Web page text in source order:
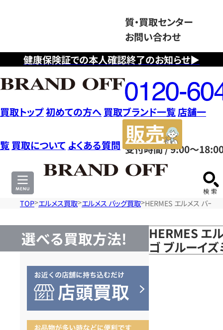
健康保険証での本人確認終了のお知らせ▶
質・買取センター
お問い合わせ
フ
リ
ー
ダ
イ
ヤ
ル
0120604117
受付時間 / 9:00～
買取トップ初めての方へ 買取ブランド一覧店舗一
覧 買取について よくある質問
サ
TOP エルメス買取 エルメス バッグ買取 HERMES エルメス バー
選べる買取方法!
HERMES エ
ゴ ブルーイ